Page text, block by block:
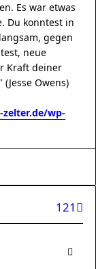
Es war etwas
Du konntest in
gegen
neue
Kraft deiner
Owens)
wp-
121